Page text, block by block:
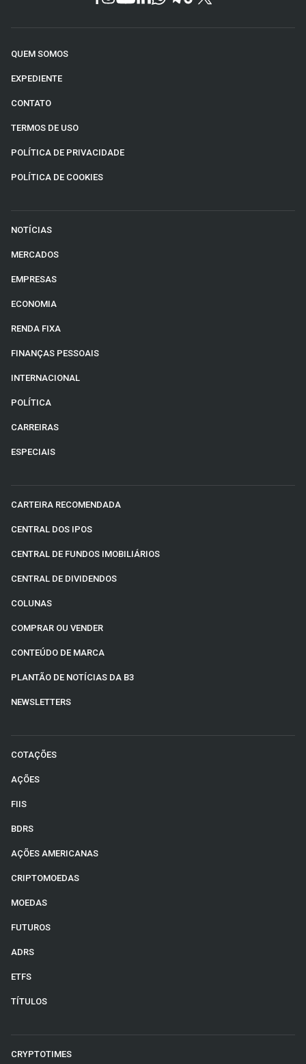
QUEM SOMOS
EXPEDIENTE
CONTATO
TERMOS DE USO
POLÍTICA DE PRIVACIDADE
POLÍTICA DE COOKIES
NOTÍCIAS
MERCADOS
EMPRESAS
ECONOMIA
RENDA FIXA
FINANÇAS PESSOAIS
INTERNACIONAL
POLÍTICA
CARREIRAS
ESPECIAIS
CARTEIRA RECOMENDADA
CENTRAL DOS IPOS
CENTRAL DE FUNDOS IMOBILIÁRIOS
CENTRAL DE DIVIDENDOS
COLUNAS
COMPRAR OU VENDER
CONTEÚDO DE MARCA
PLANTÃO DE NOTÍCIAS DA B3
NEWSLETTERS
COTAÇÕES
AÇÕES
FIIS
BDRS
AÇÕES AMERICANAS
CRIPTOMOEDAS
MOEDAS
FUTUROS
ADRS
ETFS
TÍTULOS
CRYPTOTIMES